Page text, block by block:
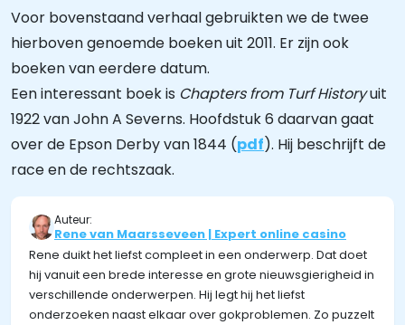
Voor bovenstaand verhaal gebruikten we de twee
hierboven genoemde boeken uit 2011. Er zijn ook
boeken van eerdere datum.
Een interessant boek is Chapters from Turf Historyuit
1922 van John A Severns. Hoofdstuk 6 daarvan gaat
over de Epson Derby van 1844 (pdf). Hij beschrijft de
race en de rechtszaak.
Auteur:
Rene van Maarsseveen | Expert online casino
Rene duikt het liefst compleet in een onderwerp. Dat doet
hij vanuit een brede interesse en grote nieuwsgierigheid in
verschillende onderwerpen. Hij legt hij het liefst
onderzoeken naast elkaar over gokproblemen. Zo puzzelt